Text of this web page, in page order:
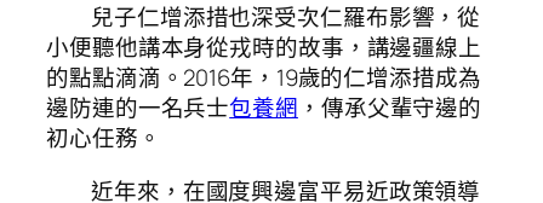
兒子仁增添措也深受次仁羅布影響，從
小便聽他講本身從戎時的故事，講邊疆線上
的點點滴滴。2016年，19歲的仁增添措成為
邊防連的一名兵士包養網 ，傳承父輩守邊的
初心任務。
近年來，在國度興邊富平易近政策領導